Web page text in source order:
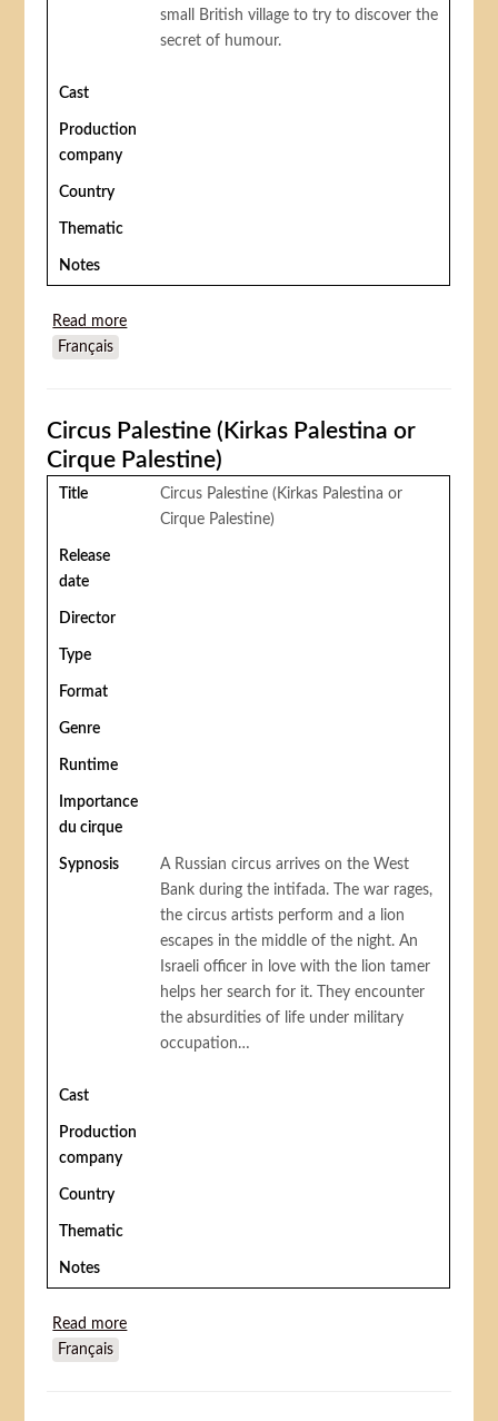
small British village to try to discover the
secret of humour.
Cast
Production
company
Country
Thematic
Notes
Read more
Français
Circus Palestine (Kirkas Palestina or
Cirque Palestine)
Title
Circus Palestine (Kirkas Palestina or
Cirque Palestine)
Release
date
Director
Type
Format
Genre
Runtime
Importance
du cirque
Sypnosis
A Russian circus arrives on the West
Bank during the intifada. The war rages,
the circus artists perform and a lion
escapes in the middle of the night. An
Israeli officer in love with the lion tamer
helps her search for it. They encounter
the absurdities of life under military
occupation…
Cast
Production
company
Country
Thematic
Notes
Read more
Français